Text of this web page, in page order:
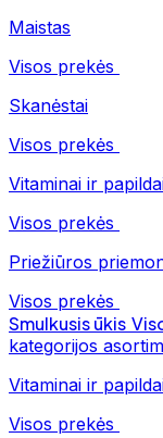
Maistas
Visos prekės
Skanėstai
Visos prekės
Vitaminai ir
Visos prekės
Priežiūros
Visos prekės
Smulkusis ūkis
kategorijos
Vitaminai ir
Visos prekės